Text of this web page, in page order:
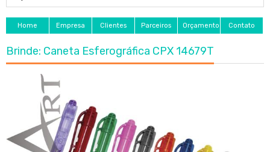
Home Empresa Clientes Parceiros Orçamento Contato
Brinde: Caneta Esferográfica CPX 14679T